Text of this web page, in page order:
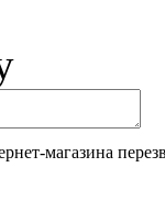
магазина